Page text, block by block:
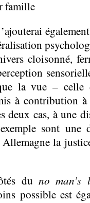
famille
cloisonné,
la vue – celle
à contribution à
deux cas, à une
sont une
la
du no man’s
possible est